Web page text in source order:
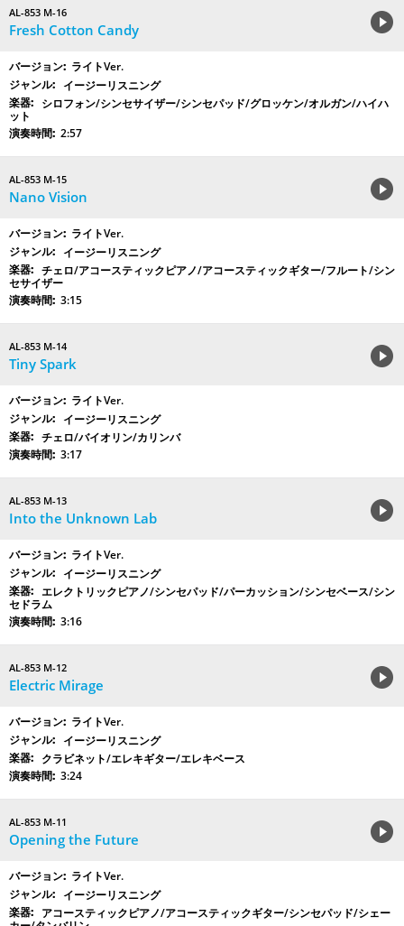
AL-853 M-16
Fresh Cotton Candy
ライトVer.
イージーリスニング
シロフォン/シンセサイザー/シンセパッド/グロッケン/オルガン/ハイハ
ット
2:57
AL-853 M-15
Nano Vision
ライトVer.
イージーリスニング
チェロ/アコースティックピアノ/アコースティックギター/フルート/シン
セサイザー
3:15
AL-853 M-14
Tiny Spark
ライトVer.
イージーリスニング
チェロ/バイオリン/カリンバ
3:17
AL-853 M-13
Into the Unknown Lab
ライトVer.
イージーリスニング
エレクトリックピアノ/シンセパッド/パーカッション/シンセベース/シン
セドラム
3:16
AL-853 M-12
Electric Mirage
ライトVer.
イージーリスニング
クラビネット/エレキギター/エレキベース
3:24
AL-853 M-11
Opening the Future
ライトVer.
イージーリスニング
アコースティックピアノ/アコースティックギター/シンセパッド/シェー